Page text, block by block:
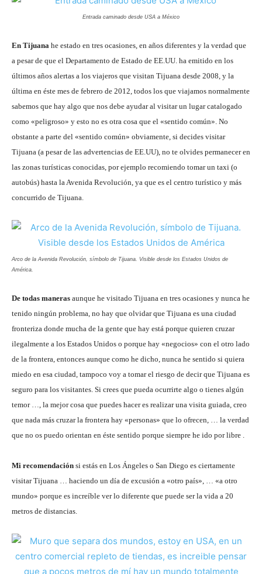
Entrada caminado desde USA a México
En Tijuana he estado en tres ocasiones, en años diferentes y la verdad que
a pesar de que el Departamento de Estado de EE.UU. ha emitido en los
últimos años alertas a los viajeros que visitan Tijuana desde 2008, y la
última en éste mes de febrero de 2012, todos los que viajamos normalmente
sabemos que hay algo que nos debe ayudar al visitar un lugar catalogado
como «peligroso» y esto no es otra cosa que el «sentido común». No
obstante a parte del «sentido común» obviamente, si decides visitar
Tijuana (a pesar de las advertencias de EE.UU), no te olvides permanecer en
las zonas turísticas conocidas, por ejemplo recomiendo tomar un taxi (o
autobús) hasta la Avenida Revolución, ya que es el centro turístico y más
concurrido de Tijuana.
Arco de la Avenida Revolución, símbolo de Tijuana. Visible desde los Estados Unidos de
América.
De todas maneras aunque he visitado Tijuana en tres ocasiones y nunca he
tenido ningún problema, no hay que olvidar que Tijuana es una ciudad
fronteriza donde mucha de la gente que hay está porque quieren cruzar
ilegalmente a los Estados Unidos o porque hay «negocios» con el otro lado
de la frontera, entonces aunque como he dicho, nunca he sentido si quiera
miedo en esa ciudad, tampoco voy a tomar el riesgo de decir que Tijuana es
seguro para los visitantes. Si crees que pueda ocurrirte algo o tienes algún
temor …, la mejor cosa que puedes hacer es realizar una visita guiada, creo
que nada más cruzar la frontera hay «personas» que lo ofrecen, … la verdad
que no os puedo orientan en éste sentido porque siempre he ido por libre .
Mi recomendación si estás en Los Ángeles o San Diego es ciertamente
visitar Tijuana … haciendo un día de excusión a «otro país», … «a otro
mundo» porque es increíble ver lo diferente que puede ser la vida a 20
metros de distancias.